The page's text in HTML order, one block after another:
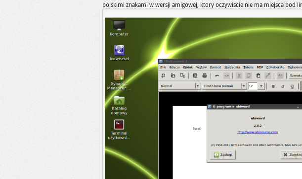
polskimi znakami w wersji amigowej, który oczywiście nie ma miejsca pod